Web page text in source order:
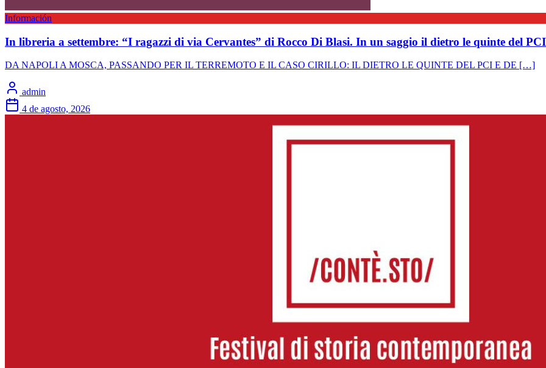
Información
In libreria a settembre: “I ragazzi di via Cervantes” di Rocco Di Blasi. In un saggio il dietro le quinte del
DA NAPOLI A MOSCA, PASSANDO PER IL TERREMOTO E IL CASO CIRILLO: IL DIETRO LE QUINTE DEL PCI E DE […]
admin
4 de agosto, 2026